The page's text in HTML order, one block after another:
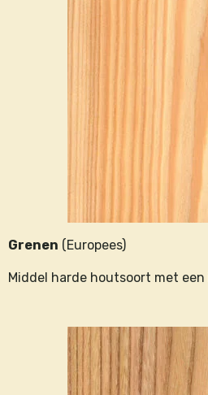
Grenen (Europees)
Middel harde houtsoort met